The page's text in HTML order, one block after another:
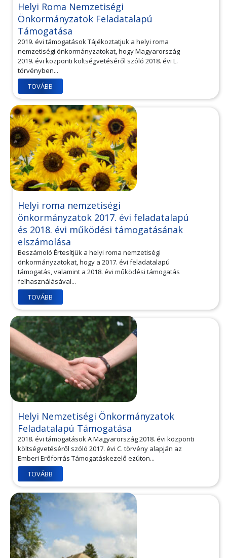
Helyi Roma Nemzetiségi
Önkormányzatok Feladatalapú
Támogatása
2019. évi támogatások Tájékoztatjuk a helyi roma
nemzetiségi önkormányzatokat, hogy Magyarország
2019. évi központi költségvetéséről szóló 2018. évi L.
törvényben...
TOVÁBB
Helyi roma nemzetiségi
önkormányzatok 2017. évi feladatalapú
és 2018. évi működési támogatásának
elszámolása
Beszámoló Értesítjük a helyi roma nemzetiségi
önkormányzatokat, hogy a 2017. évi feladatalapú
támogatás, valamint a 2018. évi működési támogatás
felhasználásával...
TOVÁBB
Helyi Nemzetiségi Önkormányzatok
Feladatalapú Támogatása
2018. évi támogatások A Magyarország 2018. évi központi
költségvetéséről szóló 2017. évi C. törvény alapján az
Emberi Erőforrás Támogatáskezelő ezúton...
TOVÁBB